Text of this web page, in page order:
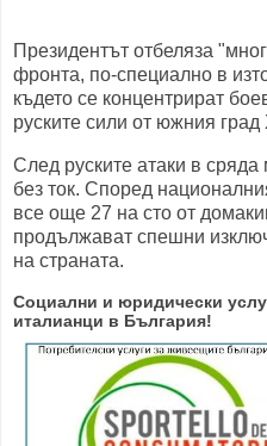
Президентът отбеляза
фронта, по-специално в
където се концентрират
руските сили от южния град
След руските атаки в
без ток. Според
все още 27 на сто от
продължават спешни
на страната.
Социални и юридически
италианци в България!